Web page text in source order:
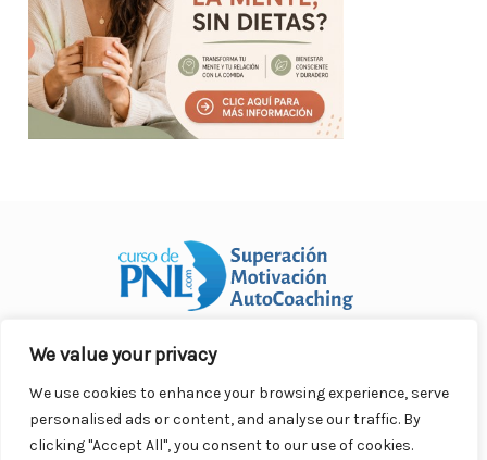
We value your privacy
We use cookies to enhance your browsing experience, serve
personalised ads or content, and analyse our traffic. By
clicking "Accept All", you consent to our use of cookies.
Curso Práctico de PNL a distancia
derechos reservados.
Contacto |
Privacidad | Términos Legales |
Antispam |
Responsabilidad